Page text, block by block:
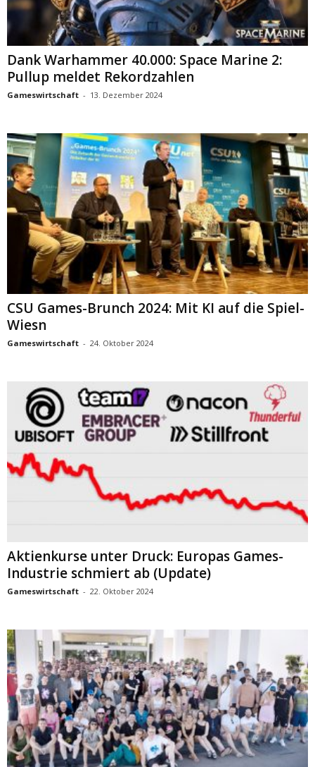
Dank Warhammer 40.000: Space Marine 2:
Pullup meldet Rekordzahlen
Gameswirtschaft - 13. Dezember 2024
CSU Games-Brunch 2024: Mit KI auf die Spiel-
Wiesn
Gameswirtschaft - 24. Oktober 2024
Aktienkurse unter Druck: Europas Games-
Industrie schmiert ab (Update)
Gameswirtschaft - 22. Oktober 2024